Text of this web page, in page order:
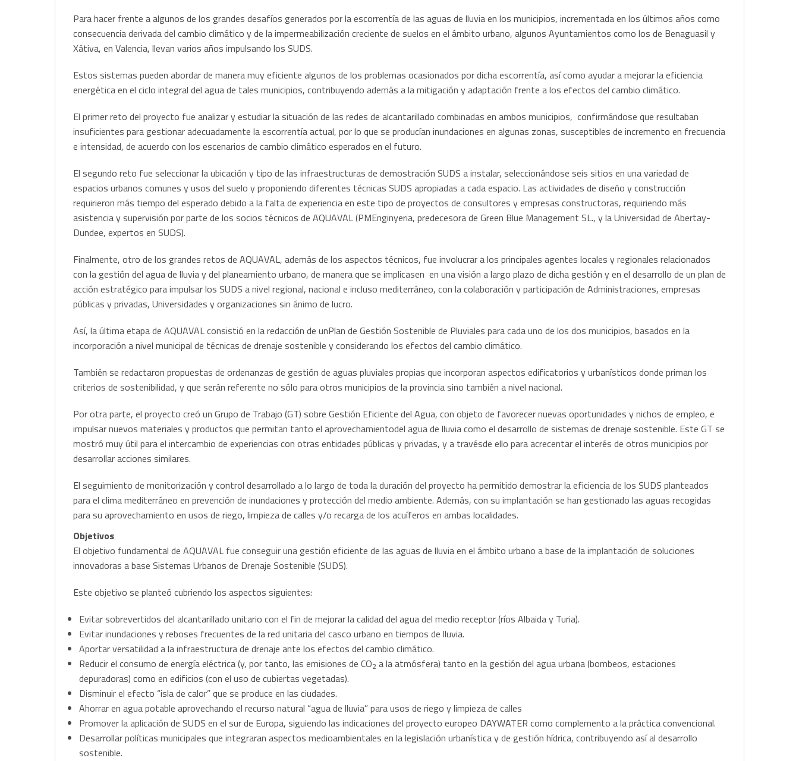
Para hacer frente a algunos de los grandes desafíos generados por la escorrentía de las aguas de lluvia en los municipios, incrementada en los últimos años como
consecuencia derivada del cambio climático y de la impermeabilización creciente de suelos en el ámbito urbano, algunos Ayuntamientos como los de Benaguasil y
Xátiva, en Valencia, llevan varios años impulsando los SUDS.
Estos sistemas pueden abordar de manera muy eficiente algunos de los problemas ocasionados por dicha escorrentía, así como ayudar a mejorar la eficiencia
energética en el ciclo integral del agua de tales municipios, contribuyendo además a la mitigación y adaptación frente a los efectos del cambio climático.
El primer reto del proyecto fue analizar y estudiar la situación de las redes de alcantarillado combinadas en ambos municipios, confirmándose que resultaban
insuficientes para gestionar adecuadamente la escorrentía actual, por lo que se producían inundaciones en algunas zonas, susceptibles de incremento en frecuencia
e intensidad, de acuerdo con los escenarios de cambio climático esperados en el futuro.
El segundo reto fue seleccionar la ubicación y tipo de las infraestructuras de demostración SUDS a instalar, seleccionándose seis sitios en una variedad de
espacios urbanos comunes y usos del suelo y proponiendo diferentes técnicas SUDS apropiadas a cada espacio. Las actividades de diseño y construcción
requirieron más tiempo del esperado debido a la falta de experiencia en este tipo de proyectos de consultores y empresas constructoras, requiriendo más
asistencia y supervisión por parte de los socios técnicos de AQUAVAL (PMEnginyeria, predecesora de Green Blue Management SL., y la Universidad de Abertay-
Dundee, expertos en SUDS).
Finalmente, otro de los grandes retos de AQUAVAL, además de los aspectos técnicos, fue involucrar a los principales agentes locales y regionales relacionados
con la gestión del agua de lluvia y del planeamiento urbano, de manera que se implicasen en una visión a largo plazo de dicha gestión y en el desarrollo de un plan de
acción estratégico para impulsar los SUDS a nivel regional, nacional e incluso mediterráneo, con la colaboración y participación de Administraciones, empresas
públicas y privadas, Universidades y organizaciones sin ánimo de lucro.
Así, la última etapa de AQUAVAL consistió en la redacción de unPlan de Gestión Sostenible de Pluviales para cada uno de los dos municipios, basados en la
incorporación a nivel municipal de técnicas de drenaje sostenible y considerando los efectos del cambio climático.
También se redactaron propuestas de ordenanzas de gestión de aguas pluviales propias que incorporan aspectos edificatorios y urbanísticos donde priman los
criterios de sostenibilidad, y que serán referente no sólo para otros municipios de la provincia sino también a nivel nacional.
Por otra parte, el proyecto creó un Grupo de Trabajo (GT) sobre Gestión Eficiente del Agua, con objeto de favorecer nuevas oportunidades y nichos de empleo, e
impulsar nuevos materiales y productos que permitan tanto el aprovechamientodel agua de lluvia como el desarrollo de sistemas de drenaje sostenible. Este GT se
mostró muy útil para el intercambio de experiencias con otras entidades públicas y privadas, y a travésde ello para acrecentar el interés de otros municipios por
desarrollar acciones similares.
El seguimiento de monitorización y control desarrollado a lo largo de toda la duración del proyecto ha permitido demostrar la eficiencia de los SUDS planteados
para el clima mediterráneo en prevención de inundaciones y protección del medio ambiente. Además, con su implantación se han gestionado las aguas recogidas
para su aprovechamiento en usos de riego, limpieza de calles y/o recarga de los acuíferos en ambas localidades.
Objetivos
El objetivo fundamental de AQUAVAL fue conseguir una gestión eficiente de las aguas de lluvia en el ámbito urbano a base de la implantación de soluciones
innovadoras a base Sistemas Urbanos de Drenaje Sostenible (SUDS).
Este objetivo se planteó cubriendo los aspectos siguientes:
Evitar sobrevertidos del alcantarillado unitario con el fin de mejorar la calidad del agua del medio receptor (ríos Albaida y Turia).
Evitar inundaciones y reboses frecuentes de la red unitaria del casco urbano en tiempos de lluvia.
Aportar versatilidad a la infraestructura de drenaje ante los efectos del cambio climático.
Reducir el consumo de energía eléctrica (y, por tanto, las emisiones de CO2 a la atmósfera) tanto en la gestión del agua urbana (bombeos, estaciones
depuradoras) como en edificios (con el uso de cubiertas vegetadas).
Disminuir el efecto “isla de calor” que se produce en las ciudades.
Ahorrar en agua potable aprovechando el recurso natural “agua de lluvia” para usos de riego y limpieza de calles
Promover la aplicación de SUDS en el sur de Europa, siguiendo las indicaciones del proyecto europeo DAYWATER como complemento a la práctica convencional.
Desarrollar políticas municipales que integraran aspectos medioambientales en la legislación urbanística y de gestión hídrica, contribuyendo así al desarrollo
sostenible.